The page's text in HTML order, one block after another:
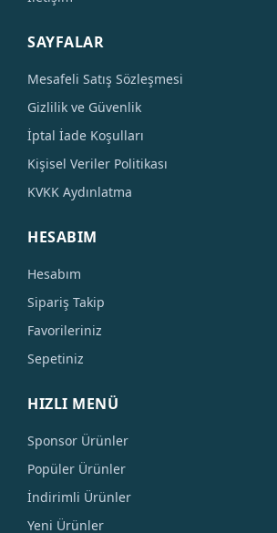
SAYFALAR
Mesafeli Satış Sözleşmesi
Gizlilik ve Güvenlik
İptal İade Koşulları
Kişisel Veriler Politikası
KVKK Aydınlatma
HESABIM
Hesabım
Sipariş Takip
Favorileriniz
Sepetiniz
HIZLI MENÜ
Sponsor Ürünler
Popüler Ürünler
İndirimli Ürünler
Yeni Ürünler